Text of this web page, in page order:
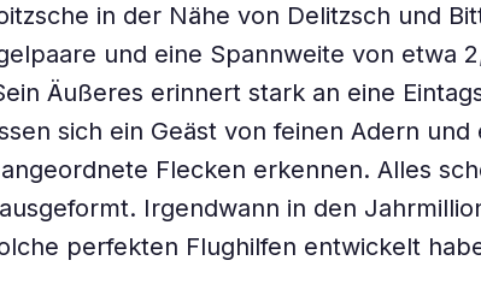
in der Nähe von Delitzsch und
und eine Spannweite von etwa
Äußeres erinnert stark an eine
sich ein Geäst von feinen Adern und
Flecken erkennen. Alles
Irgendwann in den
perfekten Flughilfen entwickelt